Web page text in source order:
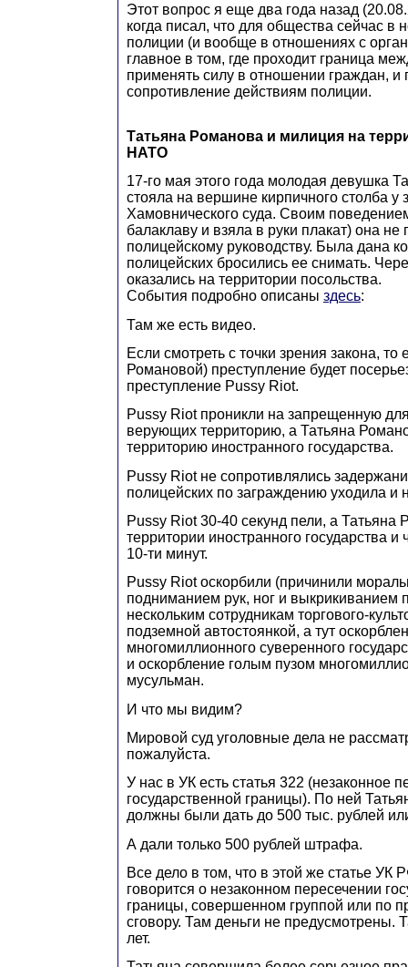
Этот вопрос я еще два года назад
когда писал, что для общества сейчас в
полиции (и вообще в отношениях с
главное в том, где проходит граница
применять силу в отношении граждан, и
сопротивление действиям полиции.
Татьяна Романова и милиция на
НАТО
17-го мая этого года молодая девушка
стояла на вершине кирпичного столба у
Хамовнического суда. Своим
балаклаву и взяла в руки плакат) она не
полицейскому руководству. Была дана
полицейских бросились ее снимать.
оказались на территории посольства.
События подробно описаны здесь:
Там же есть видео.
Если смотреть с точки зрения закона, то
Романовой) преступление будет
преступление Pussy Riot.
Pussy Riot проникли на запрещенную
верующих территорию, а Татьяна
территорию иностранного государства.
Pussy Riot не сопротивлялись
полицейских по заграждению уходила и
Pussy Riot 30-40 секунд пели, а Татьяна
территории иностранного государства
10-ти минут.
Pussy Riot оскорбили (причинили
подниманием рук, ног и выкрикиванием
нескольким сотрудникам торгового-
подземной автостоянкой, а тут
многомиллионного суверенного
и оскорбление голым пузом
мусульман.
И что мы видим?
Мировой суд уголовные дела не
пожалуйста.
У нас в УК есть статья 322 (незаконное
государственной границы). По ней
должны были дать до 500 тыс. рублей
А дали только 500 рублей штрафа.
Все дело в том, что в этой же статье УК
говорится о незаконном пересечении
границы, совершенном группой или по
сговору. Там деньги не предусмотрены.
лет.